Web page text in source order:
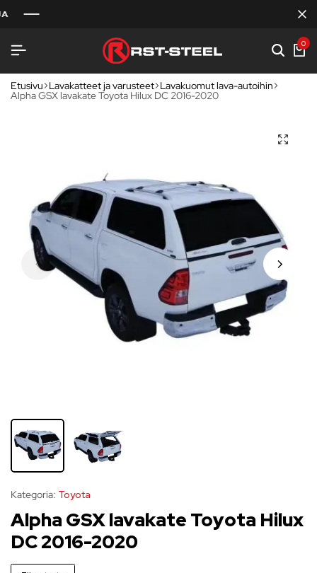
0
Etusivu Lavakatteet ja varusteet Lavakuomut lava-autoihin
Alpha GSX lavakate Toyota Hilux DC 2016-2020
Kategoria: Toyota
Alpha GSX lavakate Toyota Hilux
DC 2016-2020